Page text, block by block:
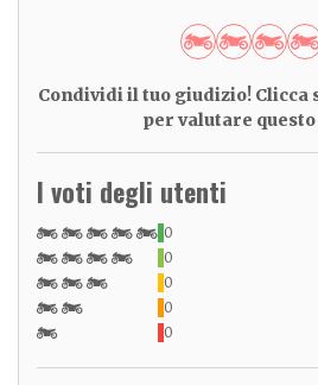
Condividi il tuo giudizio! Clicca
per valutare
I voti degli utenti
0
0
0
0
0